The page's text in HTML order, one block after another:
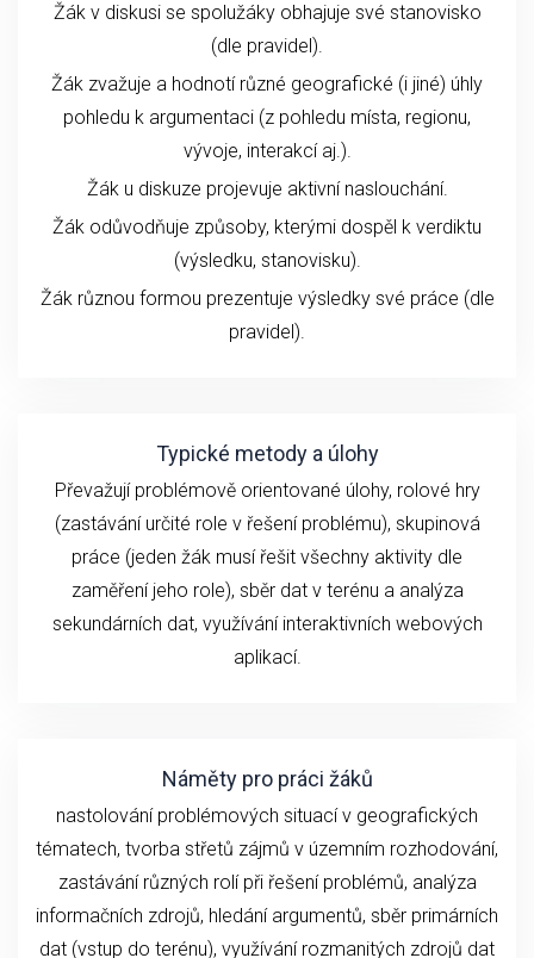
Žák v diskusi se spolužáky obhajuje své stanovisko
(dle pravidel).
Žák zvažuje a hodnotí různé geografické (i jiné) úhly
pohledu k argumentaci (z pohledu místa, regionu,
vývoje, interakcí aj.).
Žák u diskuze projevuje aktivní naslouchání.
Žák odůvodňuje způsoby, kterými dospěl k verdiktu
(výsledku, stanovisku).
Žák různou formou prezentuje výsledky své práce (dle
pravidel).
Typické metody a úlohy
Převažují problémově orientované úlohy, rolové hry
(zastávání určité role v řešení problému), skupinová
práce (jeden žák musí řešit všechny aktivity dle
zaměření jeho role), sběr dat v terénu a analýza
sekundárních dat, využívání interaktivních webových
aplikací.
Náměty pro práci žáků
nastolování problémových situací v geografických
tématech, tvorba střetů zájmů v územním rozhodování,
zastávání různých rolí při řešení problémů, analýza
informačních zdrojů, hledání argumentů, sběr primárních
dat (vstup do terénu), využívání rozmanitých zdrojů dat